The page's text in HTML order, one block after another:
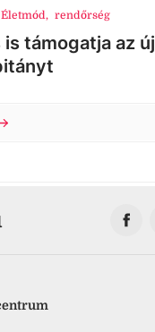
Életmód, rendőrség
támogatja az új